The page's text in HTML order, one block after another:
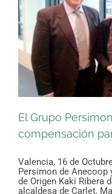
El Grupo
compensación
Valencia, 16 de
Persimon de Anecoop
de Origen Kaki Ribera
alcaldesa de Carlet,